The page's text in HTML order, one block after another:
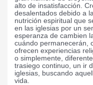
alto de insatisfacción.
desalentados debido a
nutrición espiritual que
en las iglesias por un
esperanza de cambien
cuándo permanecerán,
ofrecen experiencias
o simplemente,
trasiego continuo, un ir
iglesias, buscando
vida.